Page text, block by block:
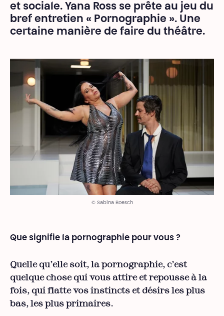
et sociale. Yana Ross se prête au jeu du
bref entretien « Pornographie ». Une
certaine manière de faire du théâtre.
© Sabina Boesch
Que signifie la pornographie pour vous ?
Quelle qu’elle soit, la pornographie, c’est
quelque chose qui vous attire et repousse à la
fois, qui flatte vos instincts et désirs les plus
bas, les plus primaires.